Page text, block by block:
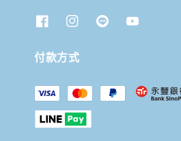
付款方式